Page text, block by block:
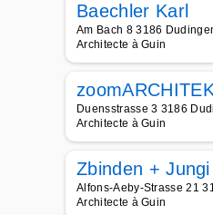
Baechler Karl
Am Bach 8 3186
Architecte à Guin
Duensstrasse 3 3186
Architecte à Guin
Zbinden +
Alfons-Aeby-Strasse 21
Architecte à Guin